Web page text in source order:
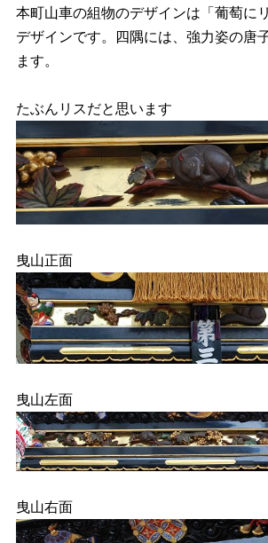
本町山車の組物のデザインは「葡萄に
デザインです。四隅には、強力姿の唐
ます。
たぶんリスだと思います
曳山正面
曳山左面
曳山右面